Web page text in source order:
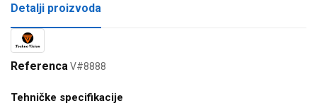
Detalji proizvoda
Referenca V#8888
Tehničke specifikacije